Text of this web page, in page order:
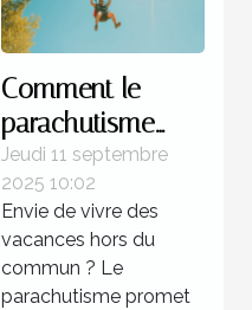
Comment le
parachutisme
peut transformer
votre perception
des vacances ?
Jeudi 11 septembre
2025 10:02
Envie de vivre des
vacances hors du
commun ? Le
parachutisme promet